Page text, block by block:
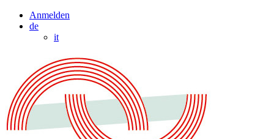
Anmelden
de
it